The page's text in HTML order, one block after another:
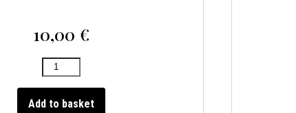
10,00 €
Add to basket